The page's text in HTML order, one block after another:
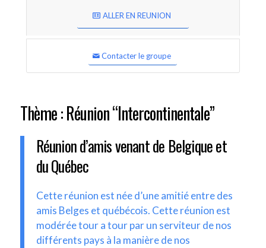
ALLER EN REUNION
Contacter le groupe
Thème : Réunion “Intercontinentale”
Réunion d’amis venant de Belgique et
du Québec
Cette réunion est née d’une amitié entre des
amis Belges et québécois. Cette réunion est
modérée tour a tour par un serviteur de nos
différents pays à la manière de nos